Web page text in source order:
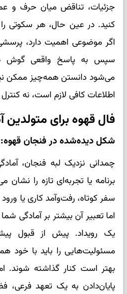
جزئیات، تناقض میان حرف و
کنید. در عین حال، هر سکوتی را
اگر موضوعی اهمیت دارد،
سپس به پاسخ واقعی گوش
می‌شود دانستن همه‌چیز ممکن
اطلاعات کافی لازم است، نه
فال قهوه برای متولدین
شکل دیده‌شده در فنجان
چمدانی نزدیک لبه فنجان،
برنامه یا تجربه‌ای تازه را نشان
سفر کوتاه، رفت‌وآمد کاری یا
اما تعبیر آن بیشتر بر آمادگی
یک رویداد. پیش از قبول
مسئولیت‌هایی را باید با خود
بهتر است کنار گذاشته شوند.
پایان‌دادن به یک تعهد فرعی،